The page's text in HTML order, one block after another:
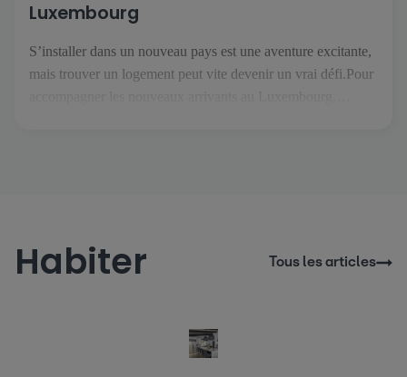
Luxembourg
S’installer dans un nouveau pays est une aventure excitante,
mais trouver un logement peut vite devenir un vrai défi.Pour
Habiter Tous les articles